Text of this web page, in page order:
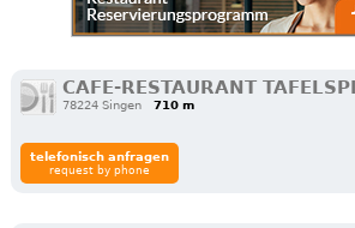
CAFE-RESTAURANT
78224 Singen
710 m
telefonisch anfragen
request by phone